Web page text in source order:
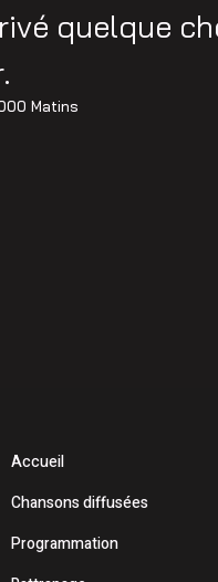
quelque
Matins
Accueil
Chansons diffusées
Programmation